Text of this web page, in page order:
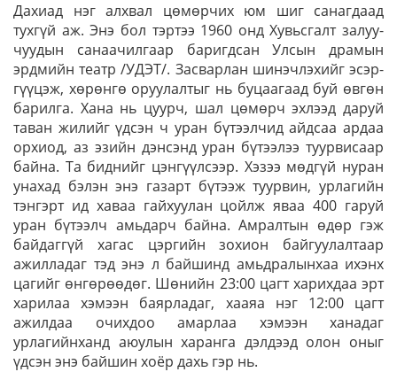
Дахиад нэг алхвал цөмөрчих юм шиг санагдаад
тухгүй аж. Энэ бол тэр­тээ 1960 онд Хувьсгалт залуу­
чуу­дын санаачилгаар баригдсан Улсын драмын
эрдмийн театр /УДЭТ/. Засварлан шинэчлэхийг эсэр­
гүү­цэж, хөрөнгө оруулалтыг нь буцаа­гаад буй өвгөн
барилга. Хана нь цуурч, шал цөмөрч эхлээд даруй
таван жилийг үдсэн ч уран бүтээлчид айдсаа ардаа
орхиод, аз эзийн дэнсэнд уран бүтээлээ туурвисаар
байна. Та биднийг цэнгүүлсээр. Хэзээ мөдгүй нуран
унахад бэлэн энэ газарт бүтээж туурвин, урлагийн
тэнгэрт ид хаваа гайхуулан цойлж яваа 400 гаруй
уран бүтээлч амьдарч байна. Амралтын өдөр гэж
байдаггүй хагас цэргийн зохион байгуулалтаар
ажилладаг тэд энэ л байшинд амьдралынхаа ихэнх
цагийг өнгөрөөдөг. Шөнийн 23:00 цагт харихдаа эрт
харилаа хэмээн баярладаг, хааяа нэг 12:00 цагт
ажилдаа очихдоо амарлаа хэмээн ханадаг
урлагийнханд аюулын харанга дэлдээд олон оныг
үдсэн энэ байшин хоёр дахь гэр нь.